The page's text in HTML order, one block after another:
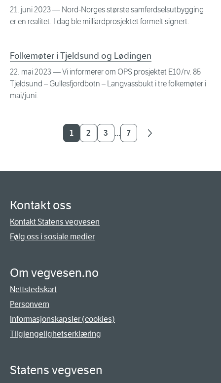
21. juni 2023— Nord-Norges største samferdselsutbygging
er en realitet. I dag ble milliardprosjektet formelt signert.
Folkemøter i Tjeldsund og Lødingen
22. mai 2023— Vi informerer om OPS prosjektet E10/rv. 85
Tjeldsund – Gullesfjordbotn – Langvassbukt i tre folkemøter i
mai/juni.
1 2 3 7
Kontakt oss
Kontakt Statens vegvesen
Følg oss i sosiale medier
Om vegvesen.no
Nettstedskart
Personvern
Informasjonskapsler (cookies)
Tilgjengelighetserklæring
Statens vegvesen